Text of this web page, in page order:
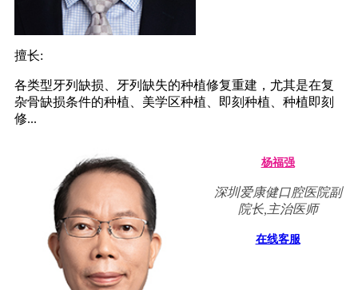
擅长:
各类型牙列缺损、牙列缺失的种植修复重建，尤其是在复
杂骨缺损条件的种植、美学区种植、即刻种植、种植即刻
修...
杨福强
深圳爱康健口腔医院副
院长,主治医师
在线客服